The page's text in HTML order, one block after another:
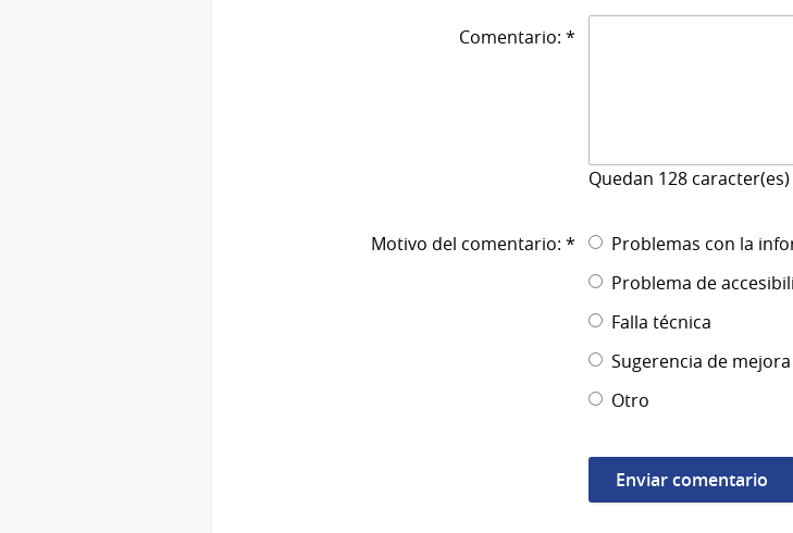
Comentario: *
Quedan 128 caracter(es)
Motivo del comentario: *
Problemas con la
Problema de
Falla técnica
Sugerencia de mejora
Otro